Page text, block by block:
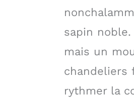
sapin
mais un
chandeliers
rythmer la